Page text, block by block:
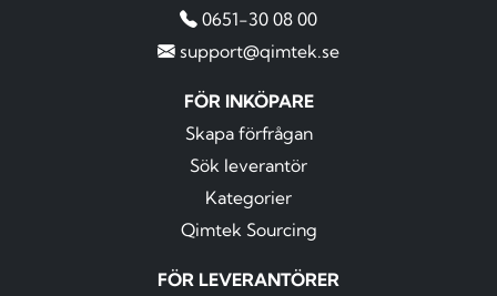
0651-30 08 00
support@qimtek.se
FÖR INKÖPARE
Skapa förfrågan
Sök leverantör
Kategorier
Qimtek Sourcing
FÖR LEVERANTÖRER